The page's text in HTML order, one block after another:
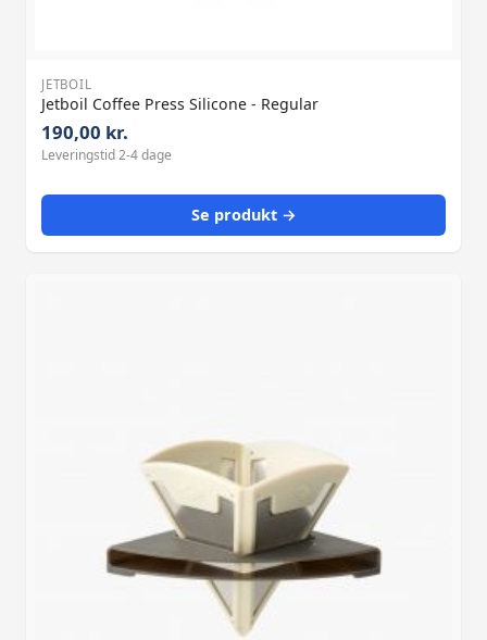
JETBOIL
Jetboil Coffee Press Silicone - Regular
190,00 kr.
Leveringstid 2-4 dage
Se produkt →